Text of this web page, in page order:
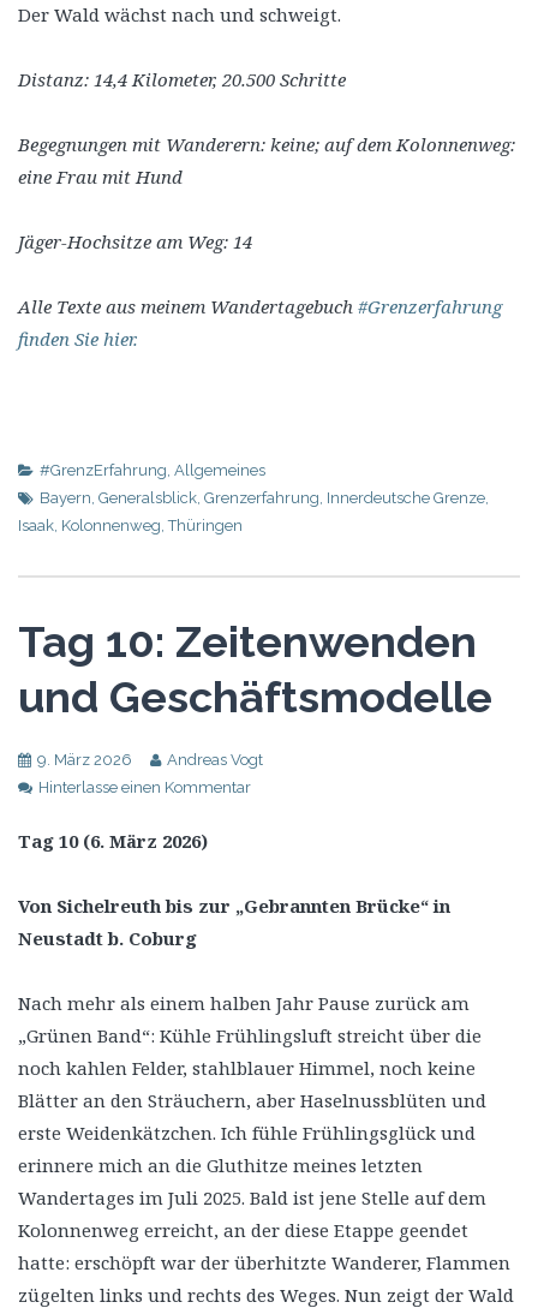
Der Wald wächst nach und schweigt.
Distanz: 14,4 Kilometer, 20.500 Schritte
Begegnungen mit Wanderern: keine; auf dem Kolonnenweg:
eine Frau mit Hund
Jäger-Hochsitze am Weg: 14
Alle Texte aus meinem Wandertagebuch #Grenzerfahrung
finden Sie hier.
#GrenzErfahrung Allgemeines
Bayern Generalsblick Grenzerfahrung Innerdeutsche Grenze
Isaak Kolonnenweg ,Thüringen
Tag 10: Zeitenwenden
und Geschäftsmodelle
9. März 2026
Andreas Vogt
Hinterlasse einen Kommentar
Tag 10 (6. März 2026)
Von Sichelreuth bis zur „Gebrannten Brücke“ in
Neustadt b. Coburg
Nach mehr als einem halben Jahr Pause zurück am
„Grünen Band“: Kühle Frühlingsluft streicht über die
noch kahlen Felder, stahlblauer Himmel, noch keine
Blätter an den Sträuchern, aber Haselnussblüten und
erste Weidenkätzchen. Ich fühle Frühlingsglück und
erinnere mich an die Gluthitze meines letzten
Wandertages im Juli 2025. Bald ist jene Stelle auf dem
Kolonnenweg erreicht, an der diese Etappe geendet
hatte: erschöpft war der überhitzte Wanderer, Flammen
zügelten links und rechts des Weges. Nun zeigt der Wald